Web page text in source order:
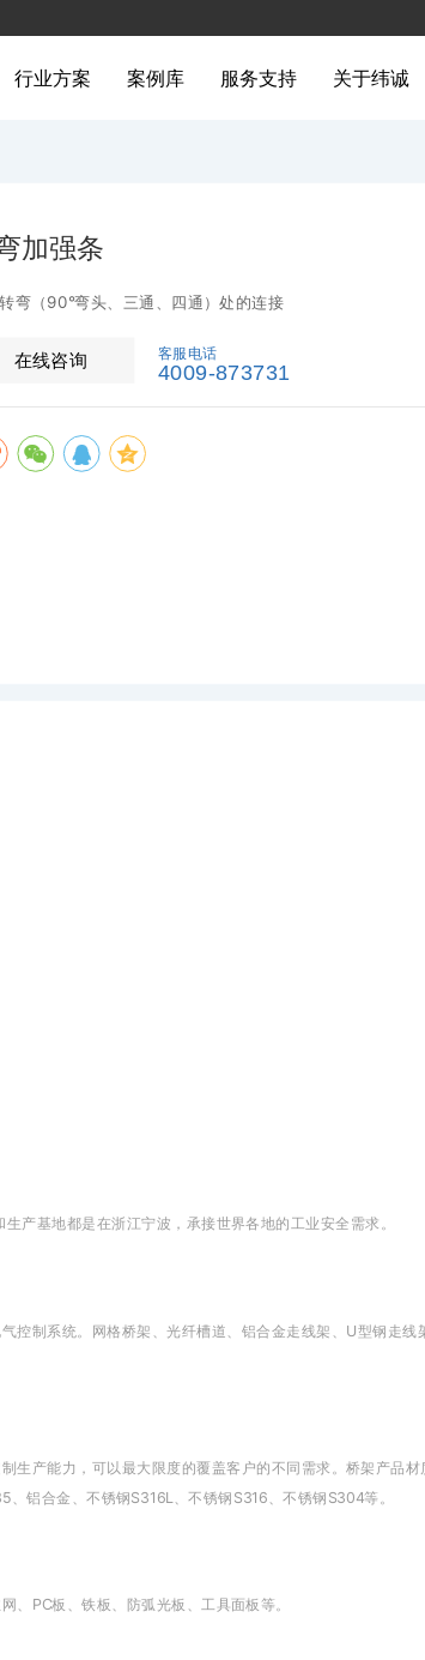
行业方案 案例库 服务支持 关于纬诚
加强条
在线咨询 客服电话
4009-873731
产基地都是在浙江宁波，承接世界各地的工业安全需求。
控制系统。网格桥架、光纤槽道、铝合金走线架、U型钢走
生产能力，可以最大限度的覆盖客户的不同需求。桥架产品
铝合金、不锈钢S316L、不锈钢S316、不锈钢S304等。
、PC板、铁板、防弧光板、工具面板等。